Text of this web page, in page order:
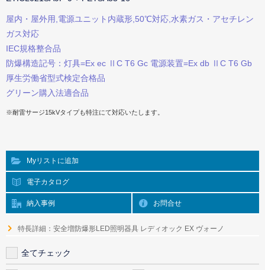
屋内・屋外用,電源ユニット内蔵形,50℃対応,水素ガス・アセチレン
ガス対応
IEC規格整合品
防爆構造記号：灯具=Ex ec ⅡC T6 Gc 電源装置=Ex db ⅡC T6 Gb
厚生労働省型式検定合格品
グリーン購入法適合品
※耐雷サージ15kVタイプも特注にて対応いたします。
Myリストに追加
電子カタログ
納入事例 お問合せ
特長詳細：安全増防爆形LED照明器具 レディオック EX ヴォーノ
全てチェック